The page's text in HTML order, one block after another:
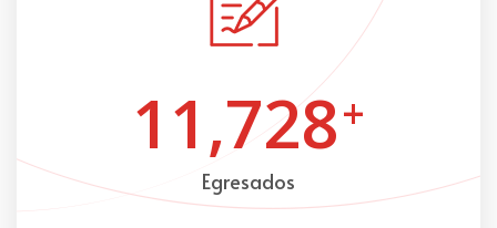
11,728+
Egresados